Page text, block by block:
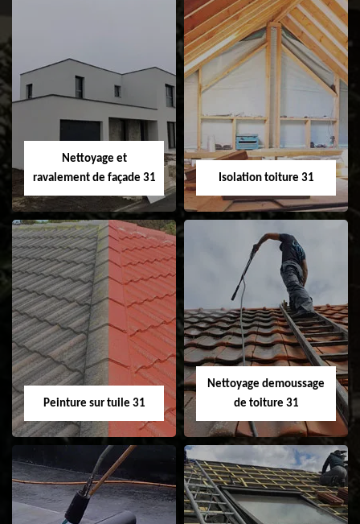
Pose et
changement de
fenêtre de toit et
Velux 31
Nettoyage et pose
Nettoyage et
ravalement de façade 31
Nettoyage et
ravalement de
façade 31
Isolation toiture 31
Isolation toiture 31
Peinture sur tuile 31
Nettoyage demoussage
de toiture 31